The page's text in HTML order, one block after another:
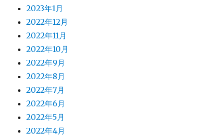
2023年1月
2022年12月
2022年11月
2022年10月
2022年9月
2022年8月
2022年7月
2022年6月
2022年5月
2022年4月